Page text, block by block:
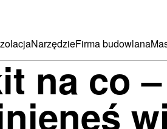
NarzędzieFirma budowlana
na co